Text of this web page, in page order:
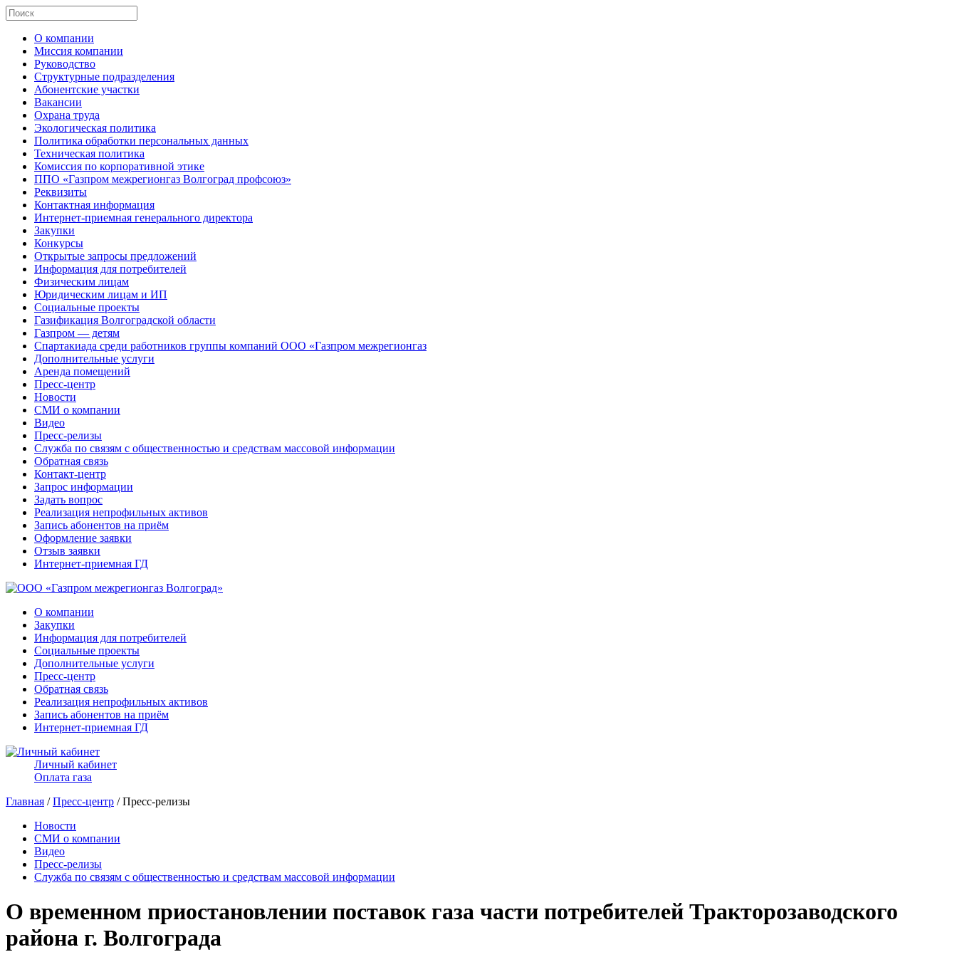
О компании
Миссия компании
Руководство
Структурные подразделения
Абонентские участки
Вакансии
Охрана труда
Экологическая политика
Политика обработки персональных данных
Техническая политика
Комиссия по корпоративной этике
ППО «Газпром межрегионгаз Волгоград профсоюз»
Реквизиты
Контактная информация
Интернет-приемная генерального директора
Закупки
Конкурсы
Открытые запросы предложений
Информация для потребителей
Физическим лицам
Юридическим лицам и ИП
Социальные проекты
Газификация Волгоградской области
Газпром — детям
Спартакиада среди работников группы компаний ООО «Газпром межрегионгаз
Дополнительные услуги
Аренда помещений
Пресс-центр
Новости
СМИ о компании
Видео
Пресс-релизы
Служба по связям с общественностью и средствам массовой информации
Обратная связь
Контакт-центр
Запрос информации
Задать вопрос
Реализация непрофильных активов
Запись абонентов на приём
Оформление заявки
Отзыв заявки
Интернет-приемная ГД
О компании
Закупки
Информация для потребителей
Социальные проекты
Дополнительные услуги
Пресс-центр
Обратная связь
Реализация непрофильных активов
Запись абонентов на приём
Интернет-приемная ГД
Личный кабинет
Оплата газа
Главная /Пресс-центр / Пресс-релизы
Новости
СМИ о компании
Видео
Пресс-релизы
Служба по связям с общественностью и средствам массовой информации
О временном приостановлении поставок газа части потребителей Тракторозаводского
района г. Волгограда